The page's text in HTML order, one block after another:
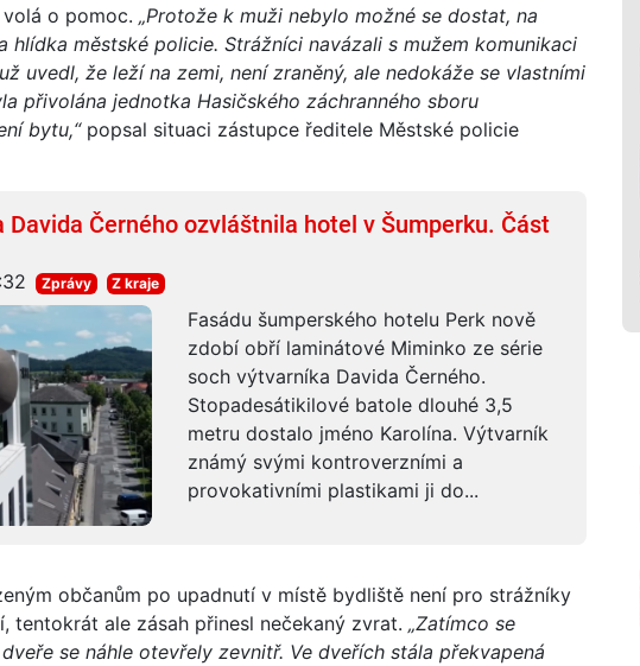
o pomoc. „Protože k muži nebylo možné se dostat, na
hlídka městské policie. Strážníci navázali s mužem komunikaci
uvedl, že leží na zemi, není zraněný, ale nedokáže se vlastními
přivolána jednotka Hasičského záchranného sboru
bytu,“popsal situaci zástupce ředitele Městské policie
Davida Černého ozvláštnila hotel v Šumperku. Část
Zprávy Z kraje
Fasádu šumperského hotelu Perk nově
zdobí obří laminátové Miminko ze série
soch výtvarníka Davida Černého.
Stopadesátikilové batole dlouhé 3,5
metru dostalo jméno Karolína. Výtvarník
známý svými kontroverzními a
provokativními plastikami ji do...
občanům po upadnutí v místě bydliště není pro strážníky
tentokrát ale zásah přinesl nečekaný zvrat. „Zatímco se
se náhle otevřely zevnitř. Ve dveřích stála překvapená